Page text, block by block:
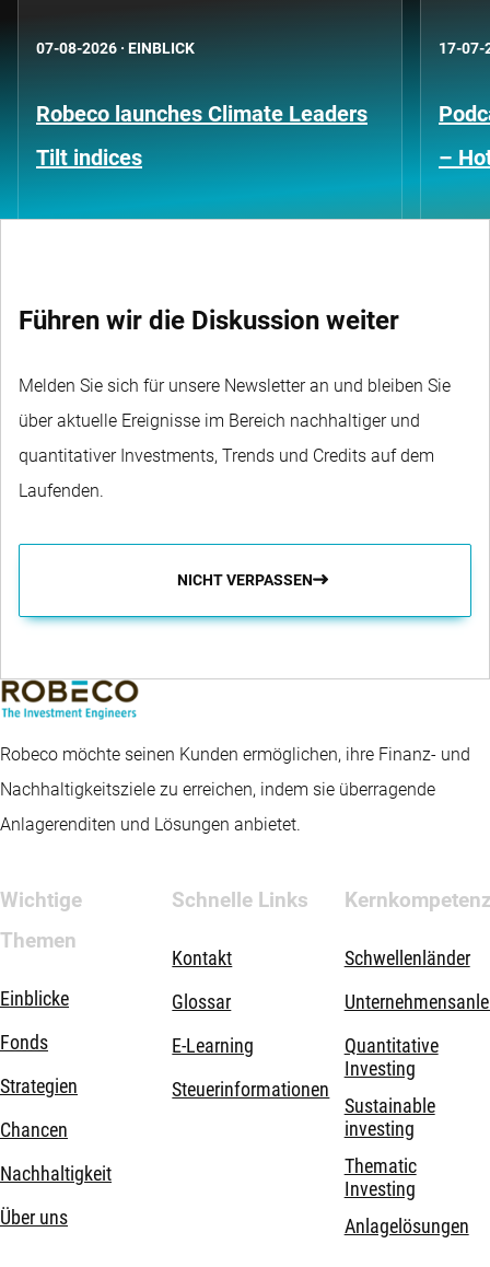
07-08-2026 · EINBLICK
Robeco launches Climate Leaders
Tilt indices
17-07-
–
Führen wir die Diskussion weiter
Melden Sie sich für unsere Newsletter an und bleiben Sie
über aktuelle Ereignisse im Bereich nachhaltiger und
quantitativer Investments, Trends und Credits auf dem
Laufenden.
NICHT VERPASSEN
Robeco möchte seinen Kunden ermöglichen, ihre Finanz- und
Nachhaltigkeitsziele zu erreichen, indem sie überragende
Anlagerenditen und Lösungen anbietet.
Wichtige
Themen
Einblicke
Fonds
Strategien
Chancen
Nachhaltigkeit
Über uns
Schnelle Links
Kontakt
Glossar
E-Learning
Steuerinformationen
Schwellenländer
Quantitative
Investing
Sustainable
investing
Thematic
Investing
Anlagelösungen